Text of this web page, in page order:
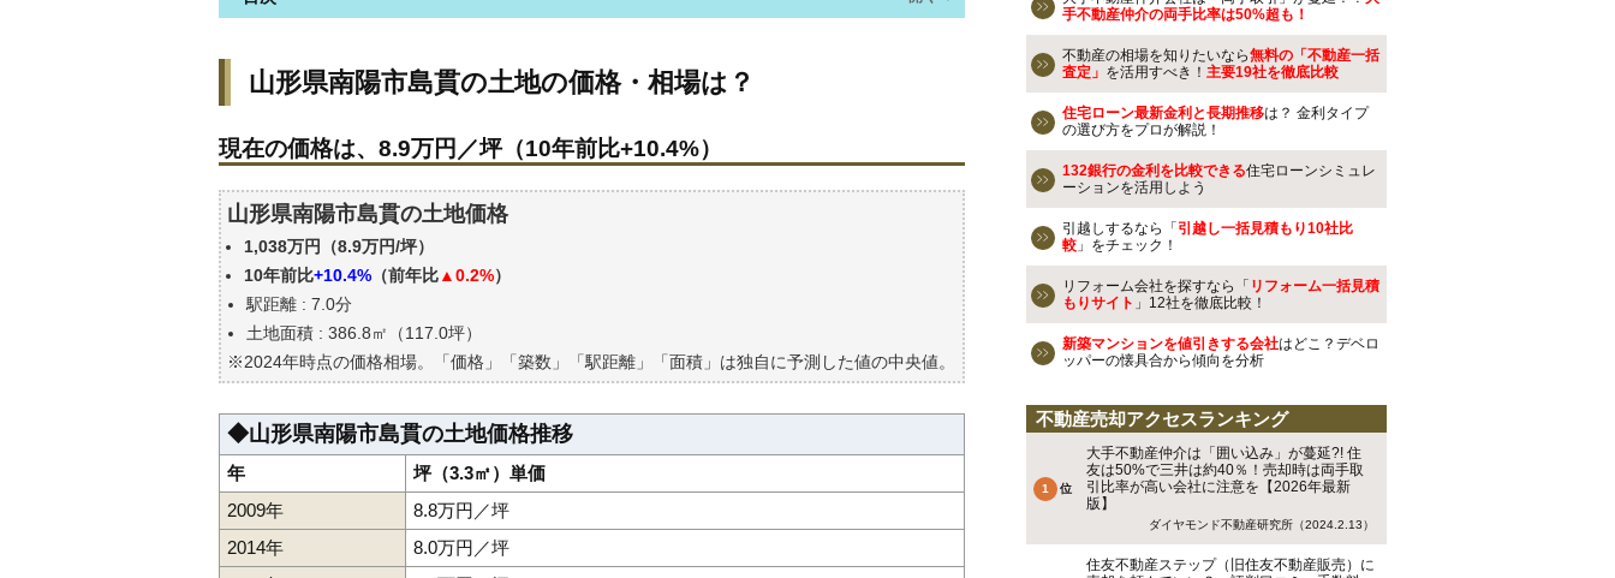
現在の価格は、8.9万円／坪（10年前比+10.4%）
駅からの徒歩距離で価格はどうなる？
山形県南陽市島貫の土地の過去の売買事例
公示地価はいくら
エリアの将来性を人口予想から検討しよう
自分の年収でいくらの不動産が買える？
山形県南陽市島貫の土地の価格・相場は？
現在の価格は、8.9万円／坪（10年前比+10.4%）
山形県南陽市島貫の土地価格
1,038万円（8.9万円/坪）
10年前比+10.4% （前年比▲0.2%）
駅距離 : 7.0分
土地面積 : 386.8㎡（117.0坪）
※2024年時点の価格相場。「価格」「築数」「駅距離」「面積」は独自に予測した値の中央値。
◆山形県南陽市島貫の土地価格推移
年
坪（3.3㎡）単価
2009年
8.8万円／坪
2014年
8.0万円／坪
手不動産仲介の両手比率は50%超も！
不動産の相場を知りたいなら無料の「不動産一括
査定」 を活用すべき！ 主要19社を徹底比較
住宅ローン最新金利と長期推移は？ 金利タイプ
の選び方をプロが解説！
132銀行の金利を比較できる住宅ローンシミュレ
ーションを活用しよう
引越しするなら「 引越し一括見積もり10社比
較 」をチェック！
リフォーム会社を探すなら「 リフォーム一括見積
もりサイト 」12社を徹底比較！
新築マンションを値引きする会社はどこ？デベロ
ッパーの懐具合から傾向を分析
不動産売却アクセスランキング
大手不動産仲介は「囲い込み」が蔓延?! 住
友は50%で三井は約40％！売却時は両手取
引比率が高い会社に注意を【2026年最新
版】
ダイヤモンド不動産研究所（2024.2.13）
住友不動産ステップ（旧住友不動産販売）に